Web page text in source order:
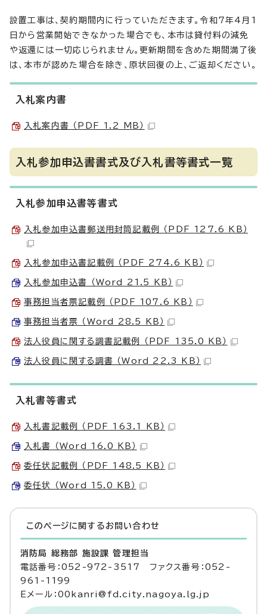
設置工事は、契約期間内に行っていただきます。令和7年4月1
日から営業開始できなかった場合でも、本市は貸付料の減免
や返還には一切応じられません。更新期間を含めた期間満了後
は、本市が認めた場合を除き、原状回復の上、ご返却ください。
入札案内書
入札案内書 （PDF 1.2 MB）
入札参加申込書書式及び入札書等書式一覧
入札参加申込書等書式
入札参加申込書郵送用封筒記載例 （PDF 127.6 KB）
入札参加申込書記載例 （PDF 274.6 KB）
入札参加申込書 （Word 21.5 KB）
事務担当者票記載例 （PDF 107.6 KB）
事務担当者票 （Word 28.5 KB）
法人役員に関する調書記載例 （PDF 135.0 KB）
法人役員に関する調書 （Word 22.3 KB）
入札書等書式
入札書記載例 （PDF 163.1 KB）
入札書 （Word 16.0 KB）
委任状記載例 （PDF 148.5 KB）
委任状 （Word 15.0 KB）
このページに関する お問い合わせ
消防局 総務部 施設課 管理担当
電話番号：052-972-3517 ファクス番号：052-
961-1199
Eメール：00kanri@fd.city.nagoya.lg.jp